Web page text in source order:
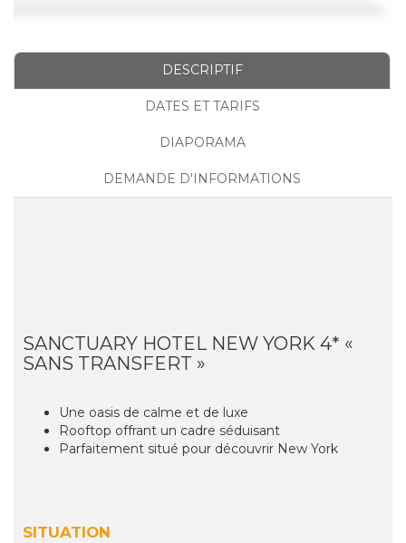
DESCRIPTIF
DATES ET TARIFS
DIAPORAMA
DEMANDE D'INFORMATIONS
SANCTUARY HOTEL NEW YORK 4* «
SANS TRANSFERT »
Une oasis de calme et de luxe
Rooftop offrant un cadre séduisant
Parfaitement situé pour découvrir New York
SITUATION